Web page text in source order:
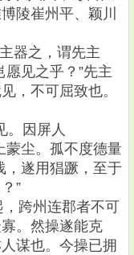
陵崔州平、颖川
器之，谓先主
愿见之乎？”先主
，不可屈致也。
。因屏人
蒙尘。孤不度德量
，遂用猖蹶，至于
”
跨州连郡者不可
。然操遂能克
谋也。今操已拥